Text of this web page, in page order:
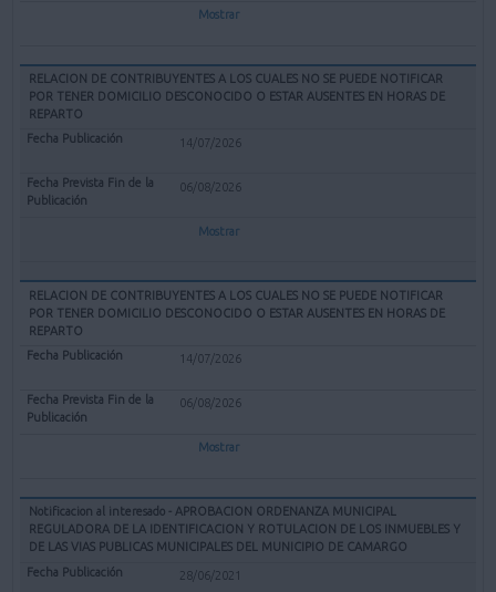
Mostrar
RELACION DE CONTRIBUYENTES A LOS CUALES NO SE PUEDE NOTIFICAR
POR TENER DOMICILIO DESCONOCIDO O ESTAR AUSENTES EN HORAS DE
REPARTO
14/07/2026
06/08/2026
Mostrar
RELACION DE CONTRIBUYENTES A LOS CUALES NO SE PUEDE NOTIFICAR
POR TENER DOMICILIO DESCONOCIDO O ESTAR AUSENTES EN HORAS DE
REPARTO
14/07/2026
06/08/2026
Mostrar
Notificacion al interesado - APROBACION ORDENANZA MUNICIPAL
REGULADORA DE LA IDENTIFICACION Y ROTULACION DE LOS INMUEBLES Y
DE LAS VIAS PUBLICAS MUNICIPALES DEL MUNICIPIO DE CAMARGO
28/06/2021